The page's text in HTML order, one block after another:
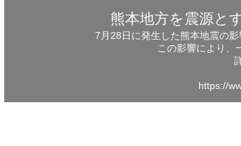
熊本地方を震源と
7月28日に発生した熊本地震の
この影響により、
https://